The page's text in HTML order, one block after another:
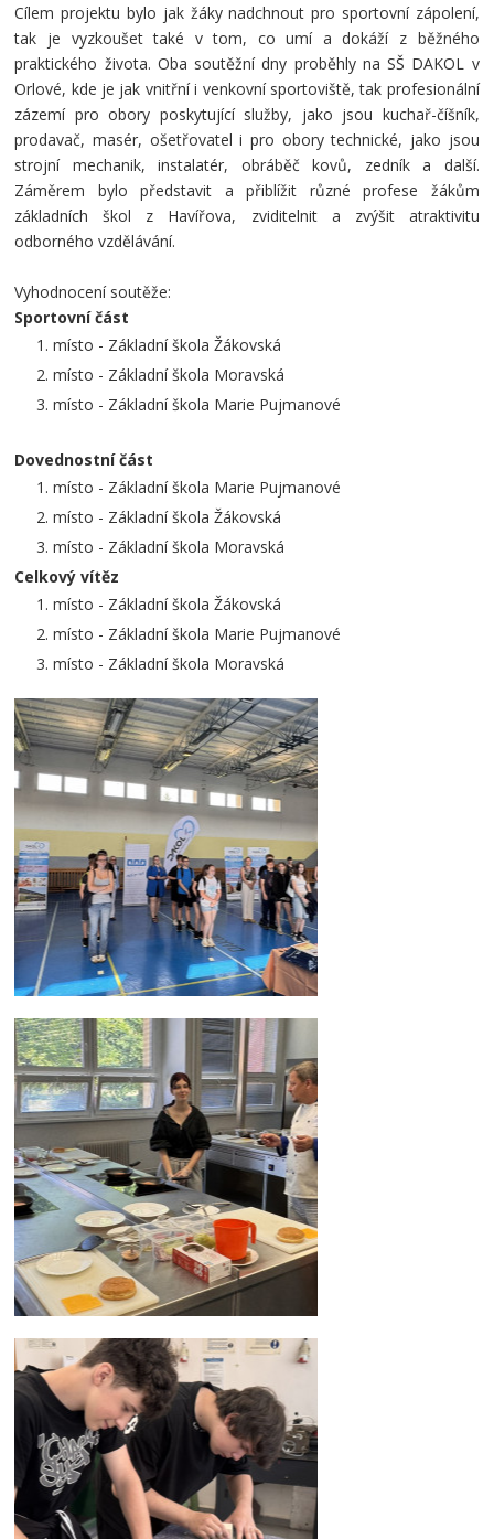
Cílem projektu bylo jak žáky nadchnout pro sportovní zápolení,
tak je vyzkoušet také v tom, co umí a dokáží z běžného
praktického života. Oba soutěžní dny proběhly na SŠ DAKOL v
Orlové, kde je jak vnitřní i venkovní sportoviště, tak profesionální
zázemí pro obory poskytující služby, jako jsou kuchař-číšník,
prodavač, masér, ošetřovatel i pro obory technické, jako jsou
strojní mechanik, instalatér, obráběč kovů, zedník a další.
Záměrem bylo představit a přiblížit různé profese žákům
základních škol z Havířova, zviditelnit a zvýšit atraktivitu
odborného vzdělávání.
Vyhodnocení soutěže:
Sportovní část
místo - Základní škola Žákovská
místo - Základní škola Moravská
místo - Základní škola Marie Pujmanové
Dovednostní část
místo - Základní škola Marie Pujmanové
místo - Základní škola Žákovská
místo - Základní škola Moravská
Celkový vítěz
místo - Základní škola Žákovská
místo - Základní škola Marie Pujmanové
místo - Základní škola Moravská